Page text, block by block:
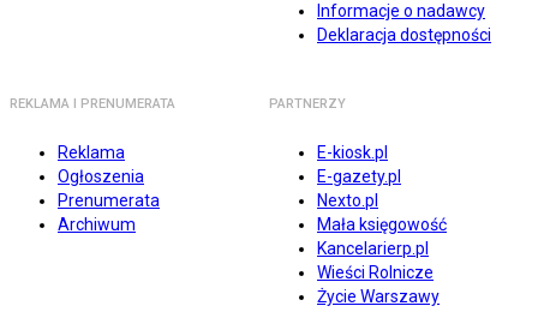
Informacje o nadawcy
Deklaracja dostępności
REKLAMA I PRENUMERATA
Reklama
Ogłoszenia
Prenumerata
Archiwum
PARTNERZY
E-kiosk.pl
E-gazety.pl
Nexto.pl
Mała księgowość
Kancelarierp.pl
Wieści Rolnicze
Życie Warszawy